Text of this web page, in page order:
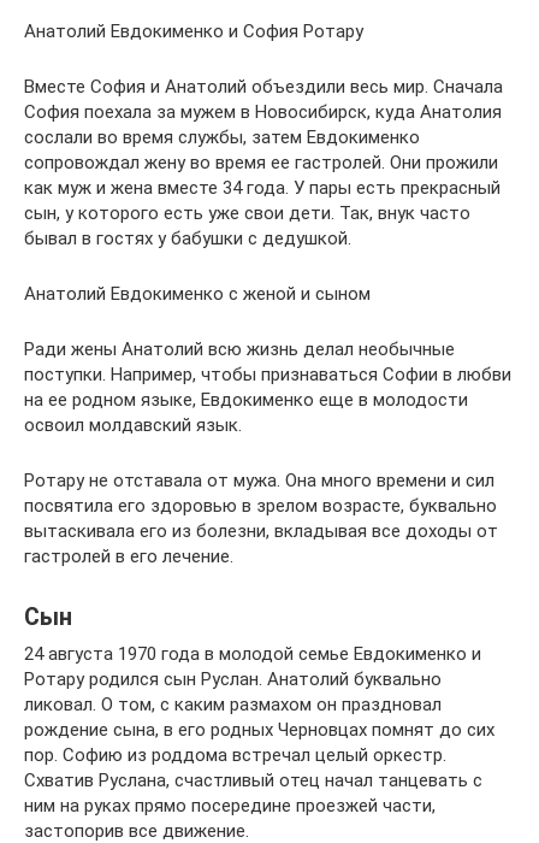
Анатолий Евдокименко и София Ротару
Вместе София и Анатолий объездили весь мир. Сначала
София поехала за мужем в Новосибирск, куда Анатолия
сослали во время службы, затем Евдокименко
сопровождал жену во время ее гастролей. Они прожили
как муж и жена вместе 34 года. У пары есть прекрасный
сын, у которого есть уже свои дети. Так, внук часто
бывал в гостях у бабушки с дедушкой.
Анатолий Евдокименко с женой и сыном
Ради жены Анатолий всю жизнь делал необычные
поступки. Например, чтобы признаваться Софии в любви
на ее родном языке, Евдокименко еще в молодости
освоил молдавский язык.
Ротару не отставала от мужа. Она много времени и сил
посвятила его здоровью в зрелом возрасте, буквально
вытаскивала его из болезни, вкладывая все доходы от
гастролей в его лечение.
Сын
24 августа 1970 года в молодой семье Евдокименко и
Ротару родился сын Руслан. Анатолий буквально
ликовал. О том, с каким размахом он праздновал
рождение сына, в его родных Черновцах помнят до сих
пор. Софию из роддома встречал целый оркестр.
Схватив Руслана, счастливый отец начал танцевать с
ним на руках прямо посередине проезжей части,
застопорив все движение.